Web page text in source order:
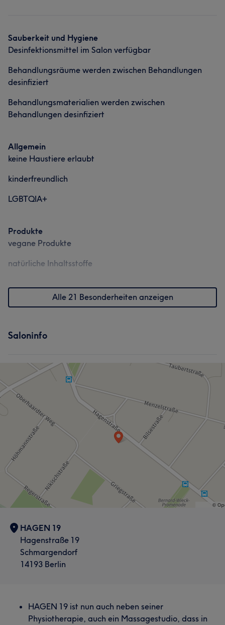
Sauberkeit und Hygiene
Desinfektionsmittel im Salon verfügbar
Behandlungsräume werden zwischen Behandlungen
desinfiziert
Behandlungsmaterialien werden zwischen
Behandlungen desinfiziert
Allgemein
keine Haustiere erlaubt
kinderfreundlich
LGBTQIA+
Produkte
vegane Produkte
natürliche Inhaltsstoffe
Alle 21 Besonderheiten anzeigen
Saloninfo
HAGEN 19
Hagenstraße 19
Schmargendorf
14193 Berlin
HAGEN 19 ist nun auch neben seiner
Physiotherapie, auch ein Massagestudio, dass in